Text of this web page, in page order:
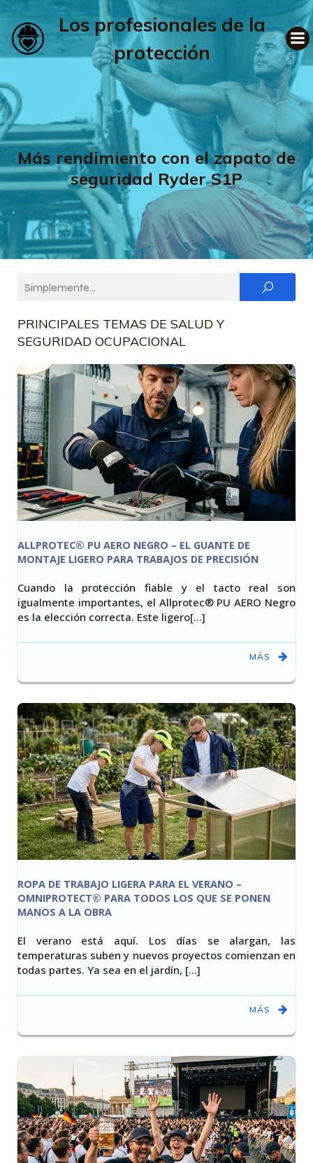
Los profesionales de la
protección
Más rendimiento con el zapato de
seguridad Ryder S1P
PRINCIPALES TEMAS DE SALUD Y
SEGURIDAD OCUPACIONAL
ALLPROTEC® PU AERO NEGRO – EL GUANTE DE
MONTAJE LIGERO PARA TRABAJOS DE PRECISIÓN
Cuando la protección fiable y el tacto real son
igualmente importantes, el Allprotec® PU AERO Negro
es la elección correcta. Este ligero[…]
MÁS
ROPA DE TRABAJO LIGERA PARA EL VERANO –
OMNIPROTECT® PARA TODOS LOS QUE SE PONEN
MANOS A LA OBRA
El verano está aquí. Los días se alargan, las
temperaturas suben y nuevos proyectos comienzan en
todas partes. Ya sea en el jardín, [...]
MÁS